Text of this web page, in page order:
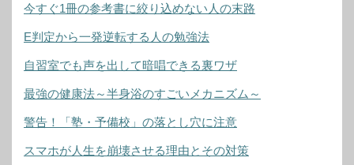
今すぐ1冊の参考書に絞り込めない人の末路
E判定から一発逆転する人の勉強法
自習室でも声を出して暗唱できる裏ワザ
最強の健康法～半身浴のすごいメカニズム～
警告！「塾・予備校」の落とし穴に注意
スマホが人生を崩壊させる理由とその対策